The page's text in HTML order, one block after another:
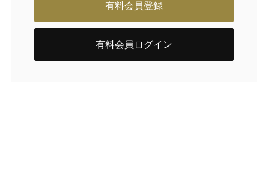
有料会員登録
有料会員ログイン